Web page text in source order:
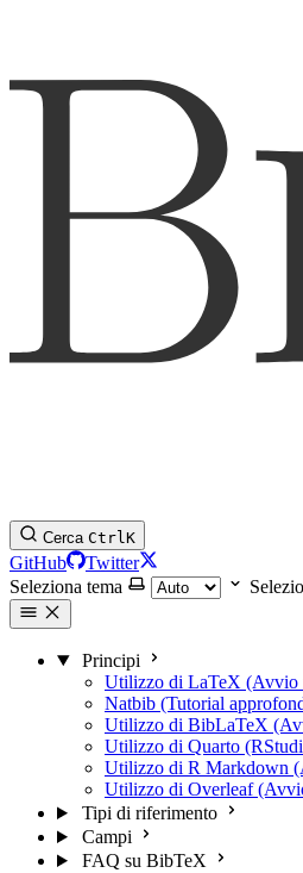
Cerca CtrlK
GitHub
Twitter
Seleziona tema
Principi
Utilizzo di LaTeX (Avvio
Natbib (Tutorial
Utilizzo di BibLaTeX
Utilizzo di Quarto
Utilizzo di R Markdown
Utilizzo di Overleaf
Tipi di riferimento
Campi
FAQ su BibTeX